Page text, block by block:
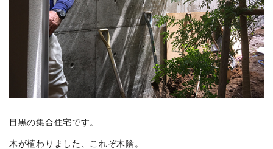
東久留米の家 (4)
吉祥寺本町3丁目の家 (1)
吉祥寺東町の家 1804竣工 (5)
井の頭の家M 1804竣工 (4)
恵比寿の集合住宅 1804竣工 (1)
北烏山の家 1802竣工
吉祥寺南町の家 1712竣工 (11)
目黒の集合住宅です。
木が植わりました、これぞ木陰。